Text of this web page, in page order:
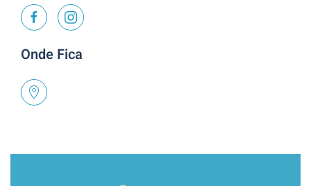
Onde Fica